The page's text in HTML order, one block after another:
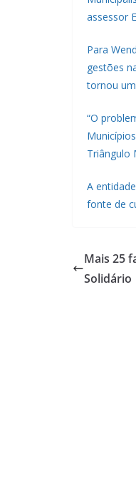
assessor
Para
gestões
tornou
“O
Triângulo
A
fonte de
Mais 25
Solidário